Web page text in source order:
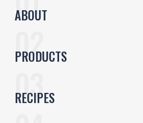
ABOUT
PRODUCTS
RECIPES